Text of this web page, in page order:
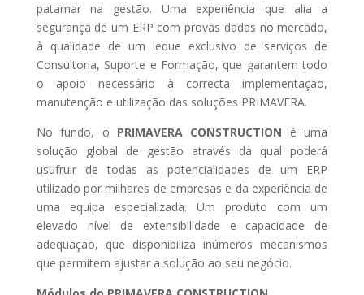
patamar na gestão. Uma experiência que alia a
segurança de um ERP com provas dadas no mercado,
à qualidade de um leque exclusivo de serviços de
Consultoria, Suporte e Formação, que garantem todo
o apoio necessário à correcta implementação,
manutenção e utilização das soluções PRIMAVERA.
No fundo, o PRIMAVERA CONSTRUCTION é uma
solução global de gestão através da qual poderá
usufruir de todas as potencialidades de um ERP
utilizado por milhares de empresas e da experiência de
uma equipa especializada. Um produto com um
elevado nível de extensibilidade e capacidade de
adequação, que disponibiliza inúmeros mecanismos
que permitem ajustar a solução ao seu negócio.